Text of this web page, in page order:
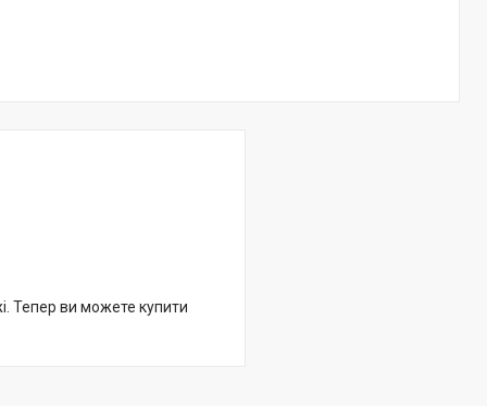
Тепер ви можете купити